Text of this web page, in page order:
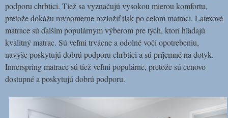
podporu chrbtici. Tiež sa vyznačujú vysokou mierou komfortu,
pretože dokážu rovnomerne rozložiť tlak po celom matraci. Latexové
matrace sú ďalším populárnym výberom pre tých, ktorí hľadajú
kvalitný matrac. Sú veľmi trvácne a odolné voči opotrebeniu,
navyše poskytujú dobrú podporu chrbtici a sú príjemné na dotyk.
Innerspring matrace sú tiež veľmi populárne, pretože sú cenovo
dostupné a poskytujú dobrú podporu.